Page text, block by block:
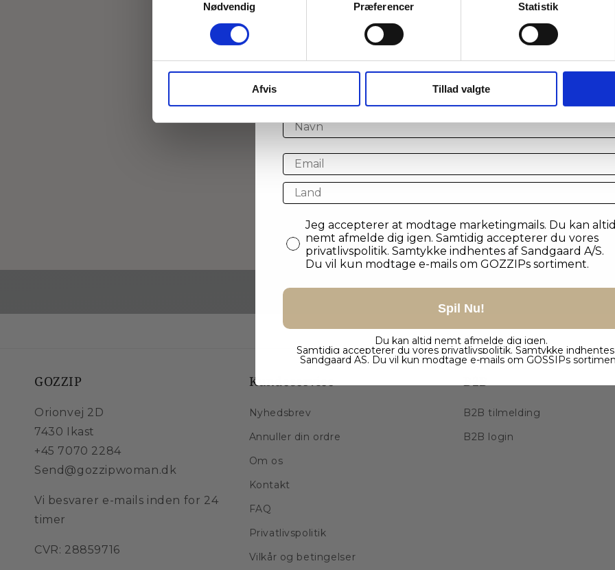
Nødvendig
Præferencer Statistik
Afvis Tillad valgte
GOZZIP
Orionvej 2D
7430 Ikast
+45 7070 2284
Send@gozzipwoman.dk
Vi besvarer e-mails inden for 24
timer
CVR: 28859716
Kundeservice
Nyhedsbrev
Annuller din ordre
Om os
Kontakt
FAQ
Privatlivspolitik
Vilkår og betingelser
B2B tilmelding
B2B login
Bliv en del af VIP klubben og tag
spil!
Tilmeld din email for at få chancen til at vinde en præmie
tilmelde dig vores VIP-klub
Name
Email
country
consent
Jeg accepterer at modtage marketingmails. Du kan altid
nemt afmelde dig igen. Samtidig accepterer du vores
privatlivspolitik. Samtykke indhentes af Sandgaard A/S.
Du vil kun modtage e-mails om GOZZIPs sortiment.
Spil Nu!
Du kan altid nemt afmelde dig igen.
Samtidig accepterer du vores privatlivspolitik. Samtykke
Sandgaard AS. Du vil kun modtage e-mails om GOSSIPs